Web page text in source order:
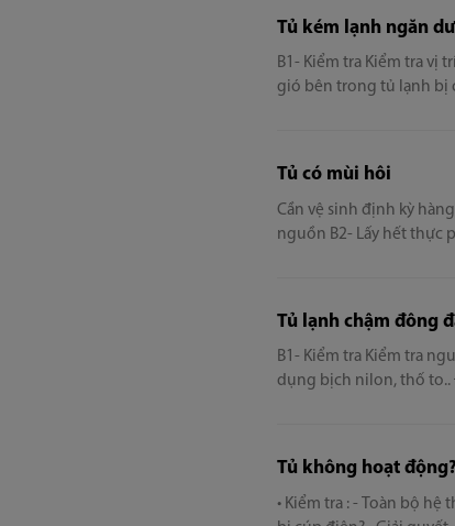
trong tủ và tránh các khe
Tủ kém lạnh ngăn
B1- Kiểm tra Kiểm tra vị trí đặt tủ có gần nguồn nhiệt, ánh sáng mặt trời chiếu vào, vị trí sát tường.. Tủ không giải nhiệt được Họng
gió bên trong tủ lạnh bị
lâu Điều chỉnh nhiệt độ
Tủ có mùi hôi
Cần vệ sinh định kỳ hàng
nguồn B2- Lấy hết thực
Tủ lạnh chậm đông
B1- Kiểm tra Kiểm tra nguồn điện có bị trồi sụt thất thường, ổ cắm điện có dùng chung với thiết bị khác hoặc tiếp xúc lỏng lẻo Sử
dụng bịch nilon, thố to..
dung tích lon cỡ 250ml.
Tủ không hoạt động?
• Kiểm tra : - Toàn bộ